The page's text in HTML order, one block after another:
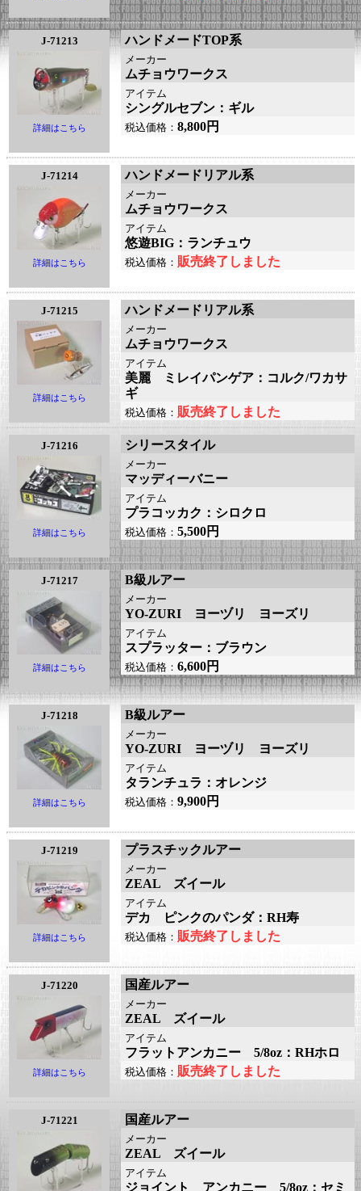
J-71213
詳細はこちら
ハンドメードTOP系
メーカー
ムチョウワークス
アイテム
シングルセブン：ギル
税込価格： 8,800円
J-71214
詳細はこちら
ハンドメードリアル系
メーカー
ムチョウワークス
アイテム
悠遊BIG：ランチュウ
税込価格： 販売終了しました
J-71215
詳細はこちら
ハンドメードリアル系
メーカー
ムチョウワークス
アイテム
美麗 ミレイパンゲア：コルク/ワカサ
ギ
税込価格： 販売終了しました
J-71216
詳細はこちら
シリースタイル
メーカー
マッディーバニー
アイテム
プラコッカク：シロクロ
税込価格： 5,500円
J-71217
詳細はこちら
B級ルアー
メーカー
YO-ZURI ヨーヅリ ヨーズリ
アイテム
スプラッター：ブラウン
税込価格： 6,600円
J-71218
詳細はこちら
B級ルアー
メーカー
YO-ZURI ヨーヅリ ヨーズリ
アイテム
タランチュラ：オレンジ
税込価格： 9,900円
J-71219
詳細はこちら
プラスチックルアー
メーカー
ZEAL ズイール
アイテム
デカ ピンクのパンダ：RH寿
税込価格： 販売終了しました
J-71220
詳細はこちら
国産ルアー
メーカー
ZEAL ズイール
アイテム
フラットアンカニー 5/8oz：RHホロ
税込価格： 販売終了しました
J-71221 国産ルアー
メーカー
ZEAL ズイール
アイテム
ジョイント アンカニー 5/8oz：セミ